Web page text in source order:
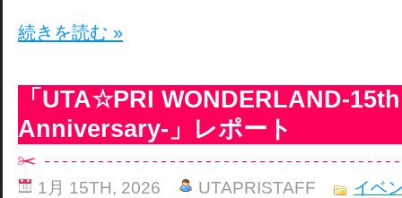
続きを読む »
「UTA☆PRI WONDERLAND-15th
Anniversary-」レポート
1月 15TH, 2026 UTAPRISTAFF イベ